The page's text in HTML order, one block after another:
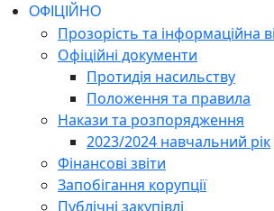
ОФІЦІЙНО
Прозорість та інформаційна
Офіційні документи
Протидія насильству
Положення та правила
Накази та розпорядження
2023/2024 навчальний рік
Фінансові звіти
Запобігання корупції
Публічні закупівлі